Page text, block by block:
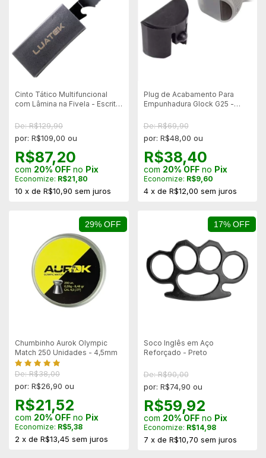
Cinto Tático Multifuncional
com Lâmina na Fivela - Escrita
De: R$129,90
por: R$109,00 ou
R$87,20
com 20% OFF no Pix
Economize: R$21,80
10 x de R$10,90 sem juros
Plug de Acabamento Para
Empunhadura Glock G25 -
De: R$69,90
por: R$48,00 ou
R$38,40
com 20% OFFno Pix
Economize: R$9,60
4 x de R$12,00 sem juros
29% OFF
Chumbinho Aurok Olympic
Match 250 Unidades - 4,5mm
De: R$38,00
por: R$26,90 ou
R$21,52
com 20% OFF no Pix
Economize: R$5,38
2 x de R$13,45 sem juros
17% OFF
Soco Inglês em Aço
Reforçado - Preto
De: R$90,00
por: R$74,90 ou
R$59,92
com 20% OFFno Pix
Economize: R$14,98
7 x de R$10,70 sem juros